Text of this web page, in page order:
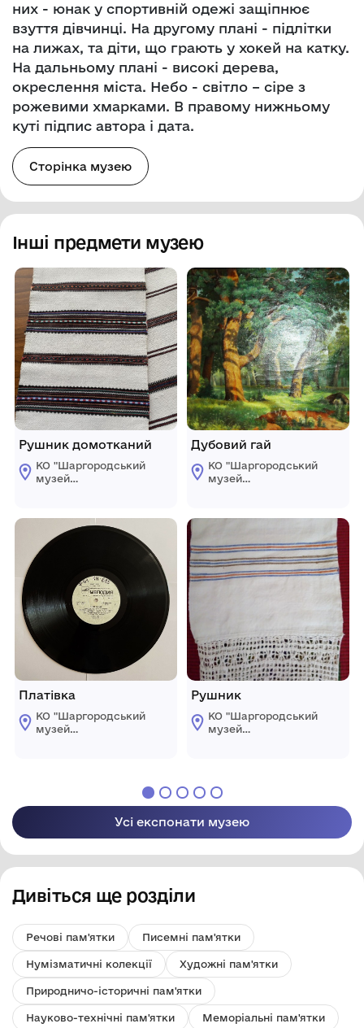
них - юнак у спортивній одежі защіпнює
взуття дівчинці. На другому плані - підлітки
на лижах, та діти, що грають у хокей на катку.
На дальньому плані - високі дерева,
окреслення міста. Небо - світло – сіре з
рожевими хмарками. В правому нижньому
куті підпис автора і дата.
Сторінка музею
Інші предмети музею
Рушник домотканий
КО "Шаргородський
музей
Шаргородської
міської ради
Платівка
КО "Шаргородський
музей
Дубовий гай
КО "Шаргородський
музей
Шаргородської
Рушник
КО "Шаргородський
музей
Усі експонати музею
Дивіться ще розділи
Речові пам'ятки Писемні пам'ятки
Нумізматичні колекції Художні пам'ятки
Природничо-історичні пам'ятки
Науково-технічні пам'ятки Меморіальні пам'ятки